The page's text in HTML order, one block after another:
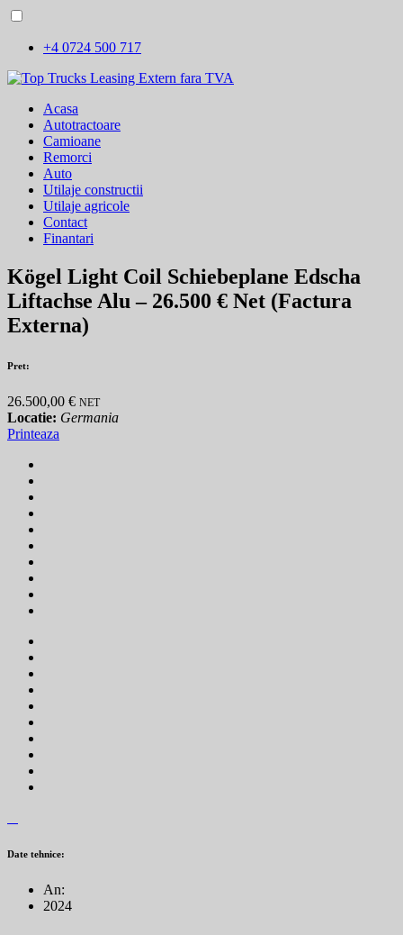
+4 0724 500 717
Acasa
Autotractoare
Camioane
Remorci
Auto
Utilaje constructii
Utilaje agricole
Contact
Finantari
Kögel Light Coil Schiebeplane Edscha
Liftachse Alu – 26.500 € Net (Factura
Externa)
Pret:
26.500,00 € NET
Locatie: Germania
Printeaza
Date tehnice:
An:
2024